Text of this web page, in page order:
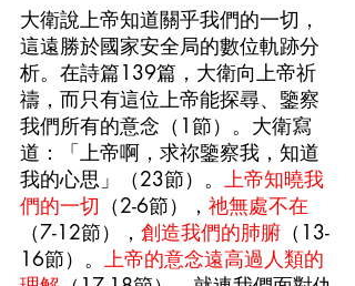
大衛說上帝知道關乎我們的一切，
這遠勝於國家安全局的數位軌跡分
析。在詩篇139篇，大衛向上帝祈
禱，而只有這位上帝能探尋、鑒察
我們所有的意念（1節）。大衛寫
道：「上帝啊，求祢鑒察我，知道
我的心思」（23節）。
上帝知曉我
們的一切 （2-6節）， 祂無處不在
（7-12節）， 創造我們的肺腑 （13-
16節）。
上帝的意念遠高過人類的